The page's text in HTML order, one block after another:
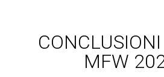
MFW